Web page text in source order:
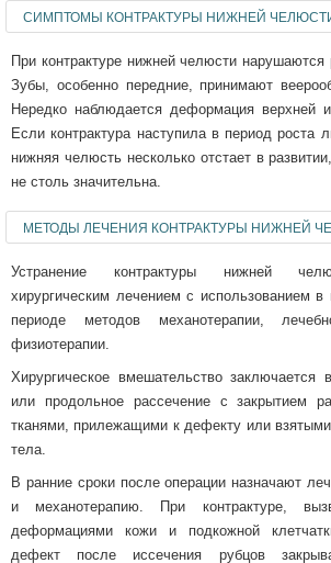
СИМПТОМЫ КОНТРАКТУРЫ НИЖНЕЙ
При контрактуре нижней челюсти
Зубы, особенно передние, принимают
Нередко наблюдается деформация верхней
Если контрактура наступила в период роста
нижняя челюсть несколько отстает в
не столь значительна.
МЕТОДЫ ЛЕЧЕНИЯ КОНТРАКТУРЫ НИЖНЕЙ
Устранение контрактуры нижней
хирургическим лечением с использованием в
периоде методов механотерапии,
физиотерапии.
Хирургическое вмешательство заключается
или продольное рассечение с закрытием
тканями, прилежащими к дефекту или взятыми
тела.
В ранние сроки после операции назначают
и механотерапию. При контрактуре,
деформациями кожи и подкожной
дефект после иссечения рубцов